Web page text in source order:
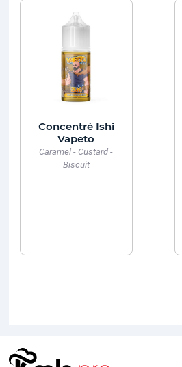
Concentré Ishi
Vapeto
Caramel - Custard -
Biscuit